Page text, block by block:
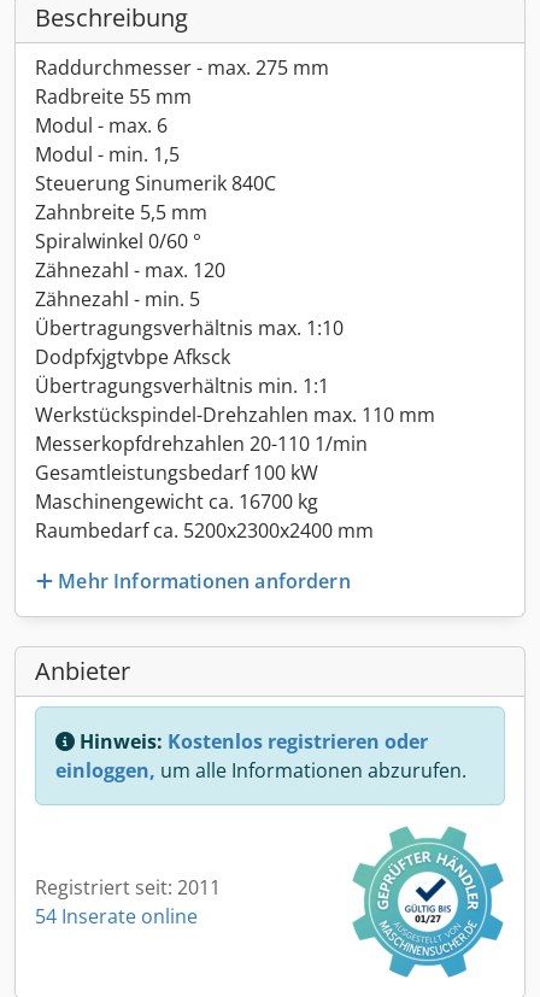
Beschreibung
Raddurchmesser - max. 275 mm
Radbreite 55 mm
Modul - max. 6
Modul - min. 1,5
Steuerung Sinumerik 840C
Zahnbreite 5,5 mm
Spiralwinkel 0/60 °
Zähnezahl - max. 120
Zähnezahl - min. 5
Übertragungsverhältnis max. 1:10
Dodpfxjgtvbpe Afksck
Übertragungsverhältnis min. 1:1
Werkstückspindel-Drehzahlen max. 110 mm
Messerkopfdrehzahlen 20-110 1/min
Gesamtleistungsbedarf 100 kW
Maschinengewicht ca. 16700 kg
Raumbedarf ca. 5200x2300x2400 mm
Mehr Informationen anfordern
Anbieter
Hinweis: Kostenlos registrieren oder
einloggen, um alle Informationen abzurufen.
Registriert seit: 2011
54 Inserate online